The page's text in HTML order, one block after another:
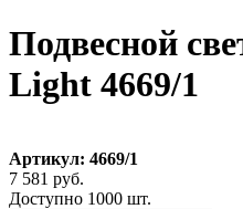
Подвесной
Light 4669/1
Артикул: 4669/1
7 581 руб.
Доступно 1000 шт.